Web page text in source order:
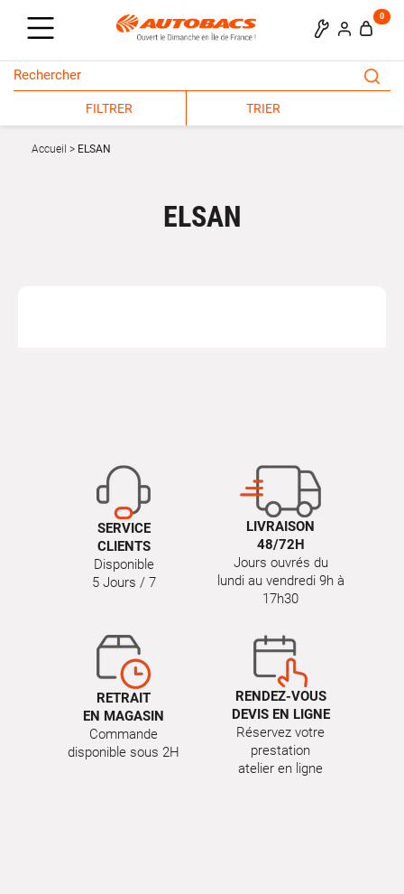
0
FILTRER TRIER
Accueil ELSAN
ELSAN
SERVICE
CLIENTS
Disponible
5 Jours / 7
LIVRAISON
48/72H
Jours ouvrés du
lundi au vendredi 9h à
17h30
RETRAIT
EN MAGASIN
Commande
disponible sous 2H
RENDEZ-VOUS
DEVIS EN LIGNE
Réservez votre
prestation
atelier en ligne